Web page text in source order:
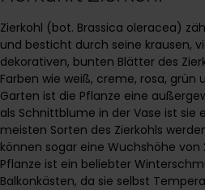
Zierkohl (bot. Brassica oleracea)
und besticht durch seine krausen,
dekorativen, bunten Blätter des
Farben wie weiß, creme, rosa, grün
Garten ist die Pflanze eine
als Schnittblume in der Vase ist sie
meisten Sorten des Zierkohls
können sogar eine Wuchshöhe
Pflanze ist ein beliebter
Balkonkästen, da sie selbst